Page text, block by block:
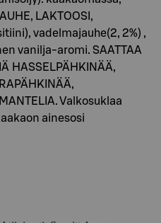
LAKTOOSI,
vadelmajauhe(2, 2%) ,
vanilja-aromi. SAATTAA
HASSELPÄHKINÄÄ,
Valkosuklaa
ainesosi